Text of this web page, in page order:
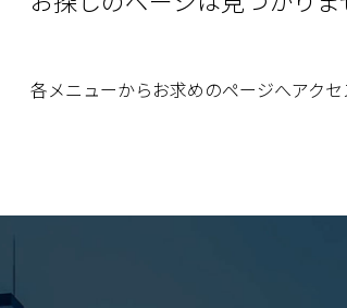
各メニューからお求めのページへアクセ